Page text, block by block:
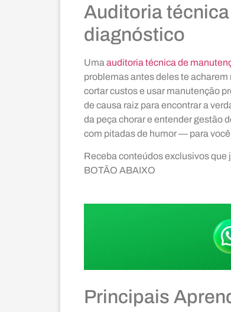
Auditoria
diagnóstico
Uma auditoria técnica de
problemas antes deles te
cortar custos e usar manutenção
de causa raiz para encontrar a
da peça chorar e entender gestão
com pitadas de humor — para
Receba conteúdos exclusivos
BOTÃO ABAIXO
Principais